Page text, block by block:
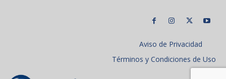
Aviso de Privacidad
Términos y Condiciones de Uso